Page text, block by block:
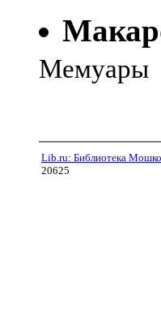
Мемуары
Lib.ru: Библиотека
20625